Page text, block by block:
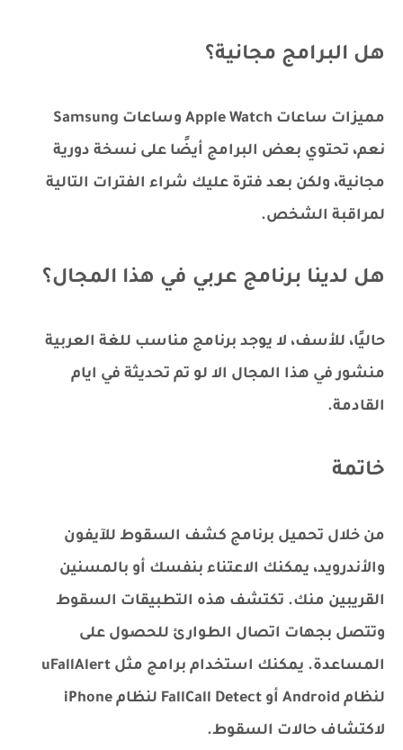
هل البرامج مجانية؟
مميزات ساعات Apple Watch وساعات Samsung
نعم، تحتوي بعض البرامج أيضًا على نسخة دورية
مجانية، ولكن بعد فترة عليك شراء الفترات التالية
لمراقبة الشخص.
هل لدينا برنامج عربي في هذا المجال؟
حاليًا، للأسف، لا يوجد برنامج مناسب للغة العربية
منشور في هذا المجال الا لو تم تحديثة في ايام
القادمة.
خاتمة
من خلال تحميل برنامج كشف السقوط للآيفون
والأندرويد، يمكنك الاعتناء بنفسك أو بالمسنين
القريبين منك. تكتشف هذه التطبيقات السقوط
وتتصل بجهات اتصال الطوارئ للحصول على
المساعدة. يمكنك استخدام برامج مثل uFallAlert
لنظام Android أو FallCall Detect لنظام iPhone
لاكتشاف حالات السقوط.